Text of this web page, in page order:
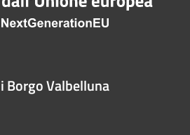
Borgo Valbelluna